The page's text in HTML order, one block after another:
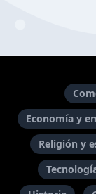
Economía y
Religión y